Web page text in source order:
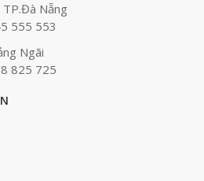
TP.Đà Nẵng
555 553
Ngãi
825 725